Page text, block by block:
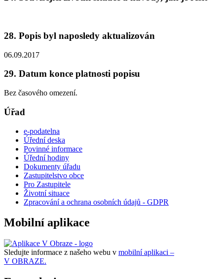
28. Popis byl naposledy aktualizován
06.09.2017
29. Datum konce platnosti popisu
Bez časového omezení.
Úřad
e-podatelna
Úřední deska
Povinné informace
Úřední hodiny
Dokumenty úřadu
Zastupitelstvo obce
Pro Zastupitele
Životní situace
Zpracování a ochrana osobních údajů - GDPR
Mobilní aplikace
Sledujte informace z našeho webu v mobilní aplikaci –
V OBRAZE.